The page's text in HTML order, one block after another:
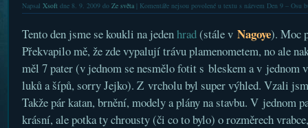
Napsal Xsoftdne 8. 9. 2009 do Ze světa| Komentáře nejsou povolenéu textu s názvem Den 9 – Osu
Tento den jsme se koukli na jedenhrad(stále v Nagoye). Moc
Překvapilo mě, že zde vypalují trávu plamenometem, no ale
měl 7 pater (v jednom se nesmělo fotit s bleskem a v jednom
luků a šípů, sorry Jejko). Z vrcholu byl super výhled. Vzali
Takže pár katan, brnění, modely a plány na stavbu. V jednom
krásní, ale potka ty chrousty (či co to bylo) o rozměrech